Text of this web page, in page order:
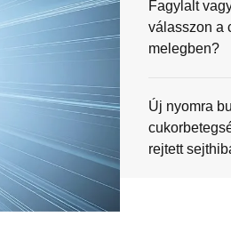
Fagylalt
válasszon a
melegben?
Új nyomra
rejtett